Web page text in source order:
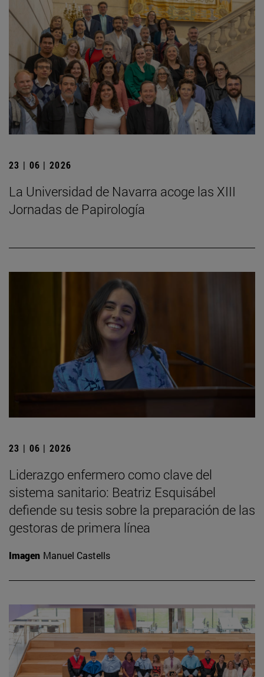
23 | 06 | 2026
La Universidad de Navarra acoge las XIII
Jornadas de Papirología
23 | 06 | 2026
Liderazgo enfermero como clave del
sistema sanitario: Beatriz Esquisábel
defiende su tesis sobre la preparación de las
gestoras de primera línea
Imagen Manuel Castells